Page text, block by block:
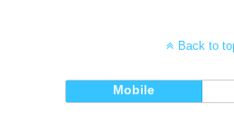
Back to
Mobile